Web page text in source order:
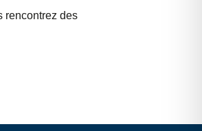
rencontrez des